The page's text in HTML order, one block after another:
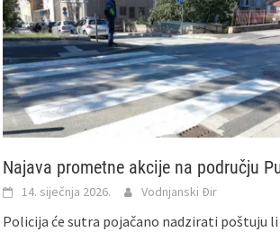
Najava prometne akcije na području
14. siječnja 2026. Vodnjanski Đir
Policija će sutra pojačano nadzirati poštuju li